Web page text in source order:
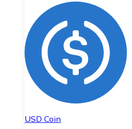
USD Coin